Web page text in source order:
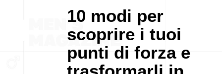
10 modi per
scoprire i tuoi
punti di forza e